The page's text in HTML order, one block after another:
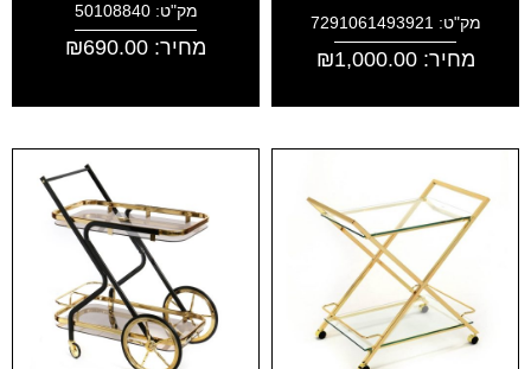
מק"ט: 7291061493921
מחיר: ₪1,000.00
מק"ט: 50108840
מחיר: ₪690.00